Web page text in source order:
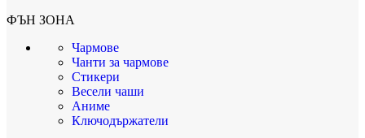
ФЪН ЗОНА
Чармове
Чанти за чармове
Стикери
Весели чаши
Аниме
Ключодържатели